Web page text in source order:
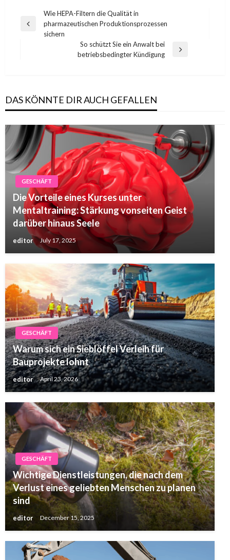
navigation
Previous
Wie HEPA-Filtern die Qualität in
pharmazeutischen Produktionsprozessen
sichern
So schützt Sie ein Anwalt bei
betriebsbedingter Kündigung
DAS KÖNNTE DIR AUCH GEFALLEN
GESCHÄFT
Die Vorteile eines Kurses unter
Mentaltraining: Stärkung vonseiten Geist
darüber hinaus Seele
editor July 17, 2025
GESCHÄFT
Warum sich ein Sieblöffel Verleih für
Bauprojekte lohnt
editor April 23, 2026
GESCHÄFT
Wichtige Dienstleistungen, die nach dem
Verlust eines geliebten Menschen zu planen
sind
editor December 15, 2025